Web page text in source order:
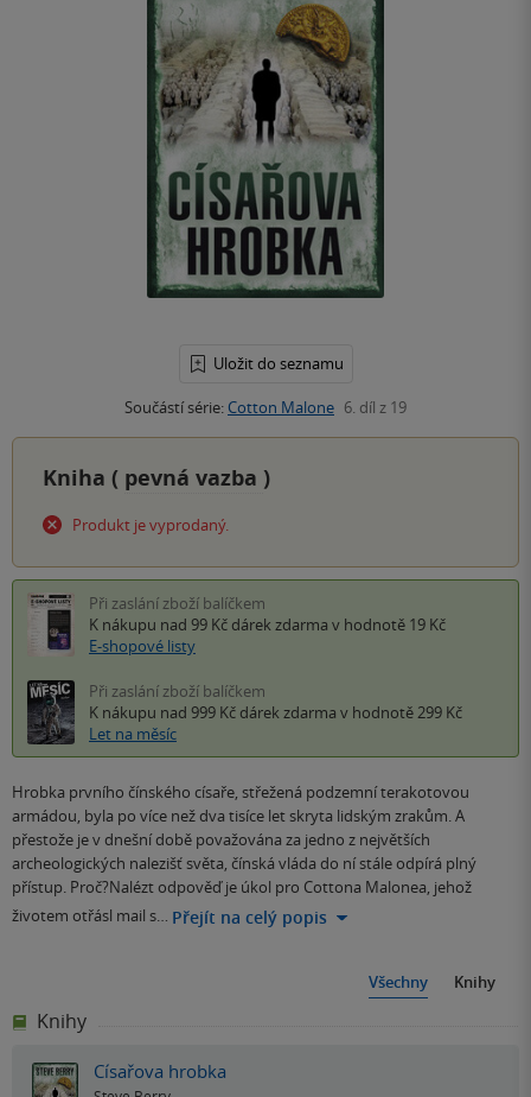
Uložit do seznamu
Součástí série: Cotton Malone 6. díl z 19
Kniha ( pevná vazba )
Produkt je vyprodaný.
Při zaslání zboží balíčkem
K nákupu nad 99 Kč dárek zdarma v hodnotě 19 Kč
E-shopové listy
Při zaslání zboží balíčkem
K nákupu nad 999 Kč dárek zdarma v hodnotě 299 Kč
Let na měsíc
Hrobka prvního čínského císaře, střežená podzemní terakotovou
armádou, byla po více než dva tisíce let skryta lidským zrakům. A
přestože je v dnešní době považována za jedno z největších
archeologických nalezišť světa, čínská vláda do ní stále odpírá plný
přístup. Proč?Nalézt odpověď je úkol pro Cottona Malonea, jehož
životem otřásl mail s… Přejít na celý popis
Všechny Knihy
Knihy
Císařova hrobka